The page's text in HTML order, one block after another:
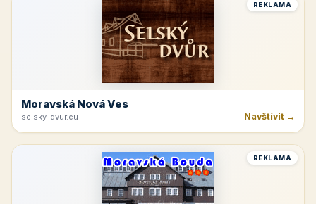
REKLAMA
Moravská Nová Ves
selsky-dvur.eu Navštívit →
REKLAMA